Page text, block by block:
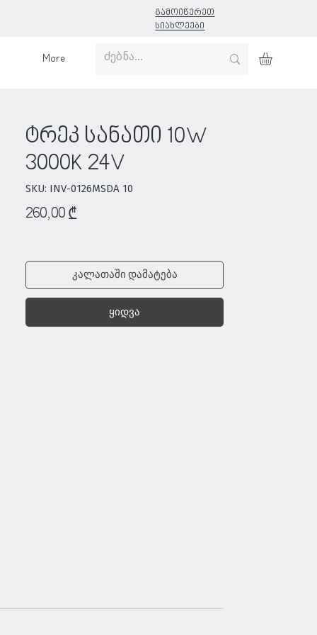
გამოიწერეთ
სიახლეები
More
ტრეკ სანათი 10W
3000K 24V
SKU: INV-0126MSDA 10
260,00 ₾Price
კალათაში დამატება
ყიდვა